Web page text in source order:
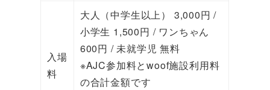
入場
料
大人（中学生以上） 3,000円 /
小学生 1,500円 / ワンちゃん
600円 / 未就学児 無料
※AJC参加料とwoof施設利用料
の合計金額です